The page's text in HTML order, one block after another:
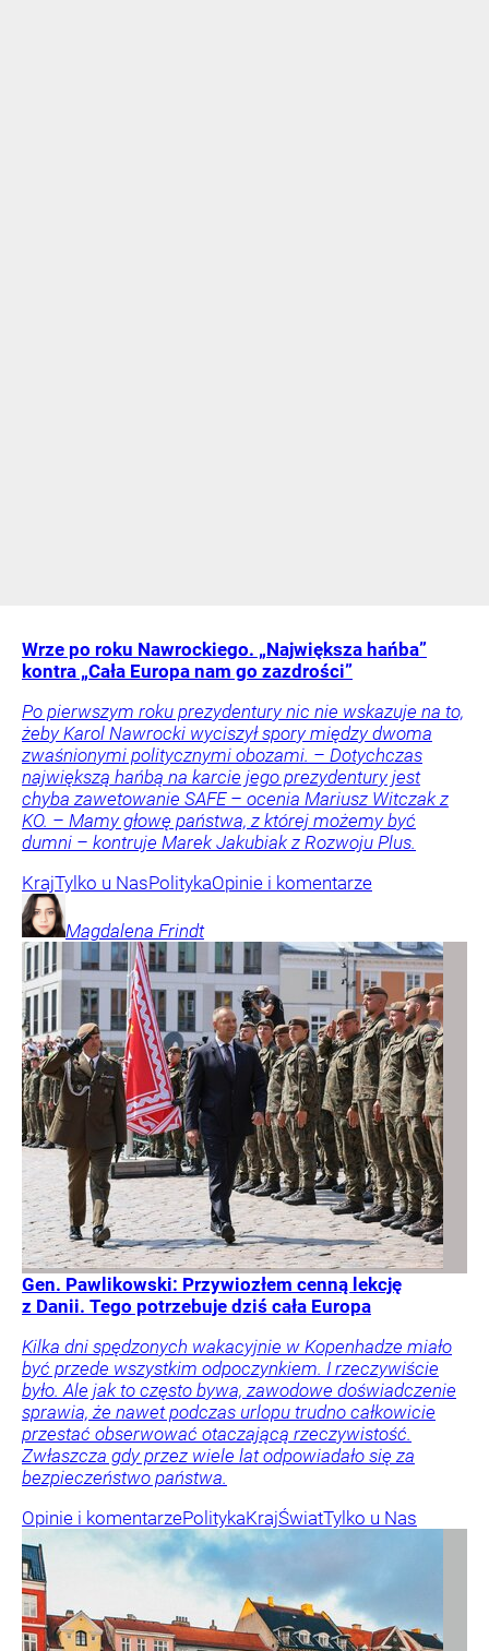
Wrze po roku Nawrockiego. „Największa hańba”
kontra „Cała Europa nam go zazdrości”
Po pierwszym roku prezydentury nic nie wskazuje na to,
żeby Karol Nawrocki wyciszył spory między dwoma
zwaśnionymi politycznymi obozami. – Dotychczas
największą hańbą na karcie jego prezydentury jest
chyba zawetowanie SAFE – ocenia Mariusz Witczak z
KO. – Mamy głowę państwa, z której możemy być
dumni – kontruje Marek Jakubiak z Rozwoju Plus.
KrajTylko u NasPolitykaOpinie i komentarze
Magdalena Frindt
Gen. Pawlikowski: Przywiozłem cenną lekcję
z Danii. Tego potrzebuje dziś cała Europa
Kilka dni spędzonych wakacyjnie w Kopenhadze miało
być przede wszystkim odpoczynkiem. I rzeczywiście
było. Ale jak to często bywa, zawodowe doświadczenie
sprawia, że nawet podczas urlopu trudno całkowicie
przestać obserwować otaczającą rzeczywistość.
Zwłaszcza gdy przez wiele lat odpowiadało się za
bezpieczeństwo państwa.
Opinie i komentarzePolitykaKrajŚwiatTylko u Nas